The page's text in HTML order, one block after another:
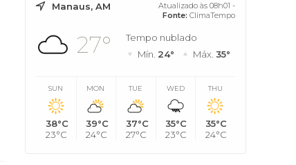
Manaus, AM
Atualizado às 08h01 -
Fonte: ClimaTempo
27°
Tempo nublado
Mín. 24° Máx. 35°
SUN
38°C
23°C
MON
39°C
24°C
TUE
37°C
27°C
WED
35°C
23°C
THU
35°C
24°C